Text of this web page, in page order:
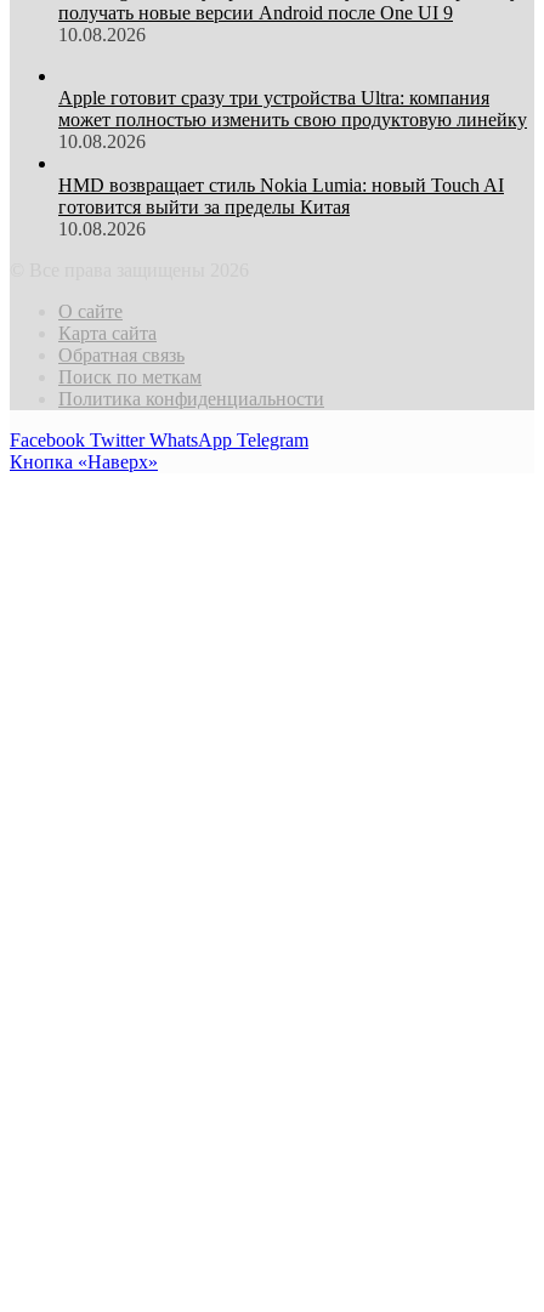
получать новые версии Android после One UI 9
10.08.2026
Apple готовит сразу три устройства Ultra: компания
может полностью изменить свою продуктовую линейку
10.08.2026
HMD возвращает стиль Nokia Lumia: новый Touch AI
готовится выйти за пределы Китая
10.08.2026
О сайте
Карта сайта
Обратная связь
Поиск по меткам
Политика конфиденциальности
Facebook Twitter WhatsApp Telegram
Кнопка «Наверх»